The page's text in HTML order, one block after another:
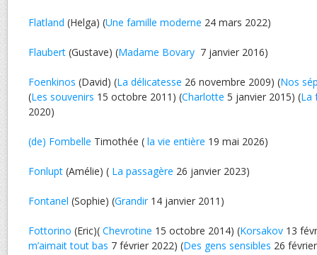
Flatland (Helga) (Une famille moderne 24 mars 2022)
Flaubert (Gustave) (Madame Bovary 7 janvier 2016)
Foenkinos (David) (La délicatesse 26 novembre 2009) (Nos
(Les souvenirs 15 octobre 2011) (Charlotte 5 janvier 2015) (La
2020)
(de) Fombelle Timothée ( la vie entière 19 mai 2026)
Fonlupt (Amélie) ( La passagère 26 janvier 2023)
Fontanel (Sophie) (Grandir14 janvier 2011)
Fottorino (Eric)( Chevrotine 15 octobre 2014) (Korsakov 13
m’aimait tout bas 7 février 2022) (Des gens sensibles 26